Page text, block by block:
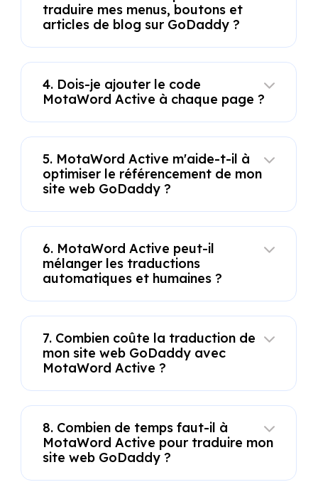
traduire mes menus, boutons et
articles de blog sur GoDaddy ?
4. Dois-je ajouter le code
MotaWord Active à chaque page ?
5. MotaWord Active m'aide-t-il à
optimiser le référencement de mon
site web GoDaddy ?
6. MotaWord Active peut-il
mélanger les traductions
automatiques et humaines ?
7. Combien coûte la traduction de
mon site web GoDaddy avec
MotaWord Active ?
8. Combien de temps faut-il à
MotaWord Active pour traduire mon
site web GoDaddy ?